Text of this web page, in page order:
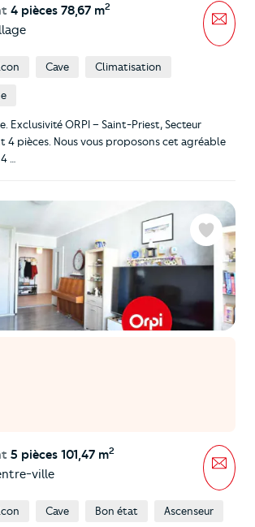
4 pièces 78,67 m2
Cave Climatisation
Exclusivité ORPI – Saint-Priest, Secteur
pièces. Nous vous proposons cet agréable
…
5 pièces 101,47 m2
ville
Favoris
Cave Bon état Ascenseur